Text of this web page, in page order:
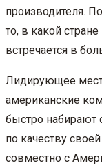
производителя.
то, в какой
встречается в
Лидирующее
американские
быстро набирают
по качеству
совместно с